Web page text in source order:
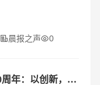
晨报之声 0
Lindt瑞士莲180周年：以创新，致匠心